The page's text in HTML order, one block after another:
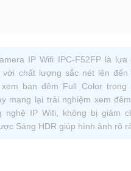
IP Wifi IPC-F52FP là
với chất lượng sắc nét lên đến
ban đêm Full Color trong
mang lại trải nghiệm xem
nghệ IP Wifi, không bị giảm
Sáng HDR giúp hình ảnh rõ